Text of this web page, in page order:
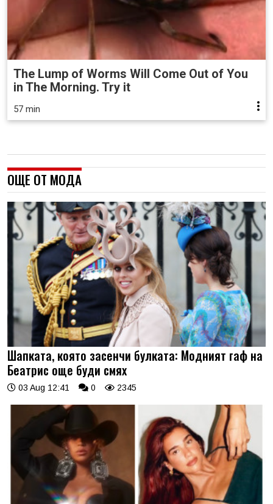
The Lump of Worms Will Come Out of You
in The Morning. Try it
57 min
ОЩЕ ОТ МОДА
Шапката, която засенчи булката: Модният гаф на
Беатрис още буди смях
03 Aug 12:41 0 2345